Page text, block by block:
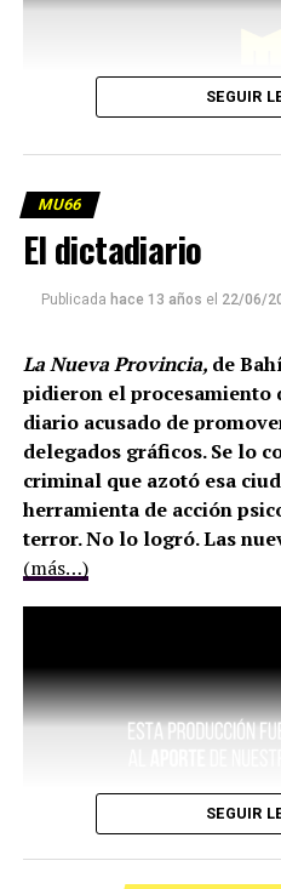
SEGUIR
MU66
El dictadiario
Publicada hace 13 años el 22/06/
La Nueva Provincia, de
pidieron el procesamiento
diario acusado de
delegados gráficos. Se lo
criminal que azotó esa
herramienta de acción
terror. No lo logró. Las
(más…)
SEGUIR